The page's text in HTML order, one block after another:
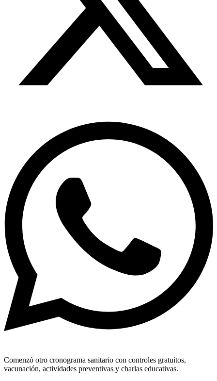
Comenzó otro cronograma sanitario con controles gratuitos,
vacunación, actividades preventivas y charlas educativas.